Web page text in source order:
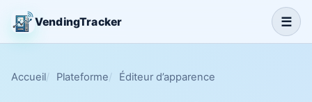
VendingTracker ☰
Accueil Plateforme Éditeur d’apparence